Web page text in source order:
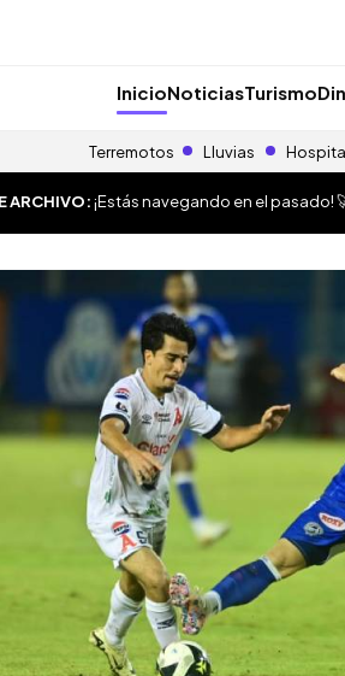
InicioNoticiasTurismo
Terremotos Lluvias
ARCHIVO:¡Estás navegando en el pasado!